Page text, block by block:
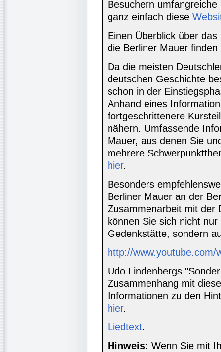
Besuchern
ganz einfach diese
Einen Überblick über
die Berliner Mauer
Da die meisten
deutschen Geschichte
schon in der
Anhand eines
fortgeschrittenere
nähern. Umfassende
Mauer, aus denen Sie
mehrere
hier.
Besonders
Berliner Mauer an der
Zusammenarbeit mit der
können Sie sich nicht
Gedenkstätte, sondern
http://www.youtube.com/
Udo Lindenbergs
Zusammenhang mit
Informationen zu den
hier.
Liedtext.
Hinweis: Wenn Sie mit